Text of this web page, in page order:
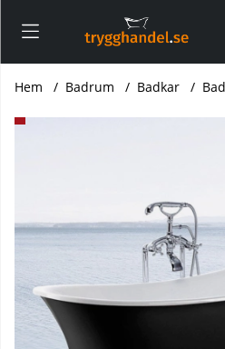
Hem Badrum Badkar
Produktbilder Badkar med tassar